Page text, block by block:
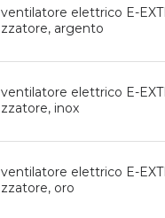
ventilatore elettrico E-
zzatore, argento
ventilatore elettrico E-
zzatore, inox
ventilatore elettrico E-
zzatore, oro